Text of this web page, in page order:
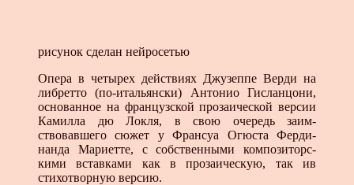
рисунок сделан нейросетью
Опера в четырех действиях Джузеппе Верди на
либретто (по-итальянски) Антонио Гисланцони,
основанное на французской прозаической вер­сии
Камилла дю Локля, в свою очередь заим­
ствовавшего сюжет у Франсуа Огюста Ферди­
нанда Мариетте, с собственными композиторс­
кими вставками как в прозаическую, так ив
стихотворную версию.